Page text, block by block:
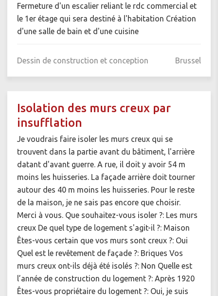
Fermeture d'un escalier reliant le rdc commercial et
le 1er étage qui sera destiné à l'habitation Création
d'une salle de bain et d'une cuisine
Dessin de construction et conception Brussel
Isolation des murs creux par
insufflation
Je voudrais faire isoler les murs creux qui se
trouvent dans la partie avant du bâtiment, l'arrière
datant d'avant guerre. A rue, il doit y avoir 54 m
moins les huisseries. La façade arrière doit tourner
autour des 40 m moins les huisseries. Pour le reste
de la maison, je ne sais pas encore que choisir.
Merci à vous. Que souhaitez-vous isoler ?: Les murs
creux De quel type de logement s'agit-il ?: Maison
Êtes-vous certain que vos murs sont creux ?: Oui
Quel est le revêtement de façade ?: Briques Vos
murs creux ont-ils déjà été isolés ?: Non Quelle est
l’année de construction du logement ?: Après 1920
Êtes-vous propriétaire du logement ?: Oui, je suis